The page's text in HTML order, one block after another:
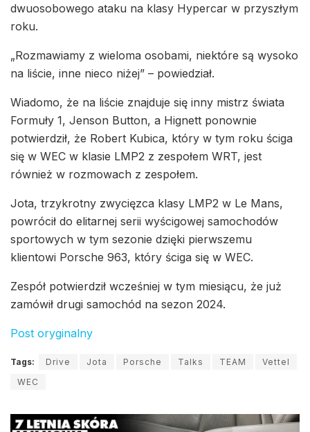
dwuosobowego ataku na klasy Hypercar w przyszłym
roku.
„Rozmawiamy z wieloma osobami, niektóre są wysoko
na liście, inne nieco niżej” – powiedział.
Wiadomo, że na liście znajduje się inny mistrz świata
Formuły 1, Jenson Button, a Hignett ponownie
potwierdził, że Robert Kubica, który w tym roku ściga
się w WEC w klasie LMP2 z zespołem WRT, jest
również w rozmowach z zespołem.
Jota, trzykrotny zwycięzca klasy LMP2 w Le Mans,
powrócił do elitarnej serii wyścigowej samochodów
sportowych w tym sezonie dzięki pierwszemu
klientowi Porsche 963, który ściga się w WEC.
Zespół potwierdził wcześniej w tym miesiącu, że już
zamówił drugi samochód na sezon 2024.
Post oryginalny
Tags: Drive Jota Porsche Talks TEAM
Vettel
WEC